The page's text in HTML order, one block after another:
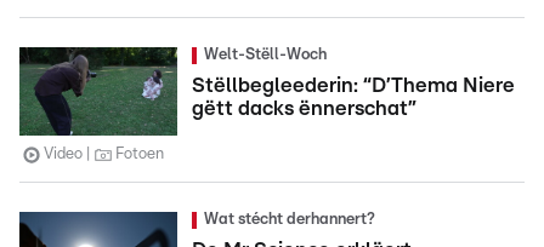
Welt-Stëll-Woch
Stëllbegleederin: “D’Thema Niere
gëtt dacks ënnerschat”
Video Fotoen
Wat stécht derhannert?